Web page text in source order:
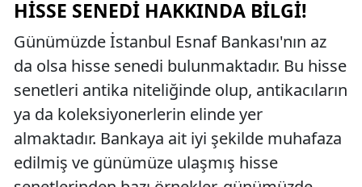
HISSE SENEDI HAKKINDA BILGI!
Günümüzde İstanbul Esnaf Bankası'nın az
da olsa hisse senedi bulunmaktadır. Bu hisse
senetleri antika niteliğinde olup, antikacıların
ya da koleksiyonerlerin elinde yer
almaktadır. Bankaya ait iyi şekilde muhafaza
edilmiş ve günümüze ulaşmış hisse